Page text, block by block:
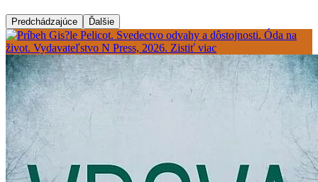
Predchádzajúce Ďalšie